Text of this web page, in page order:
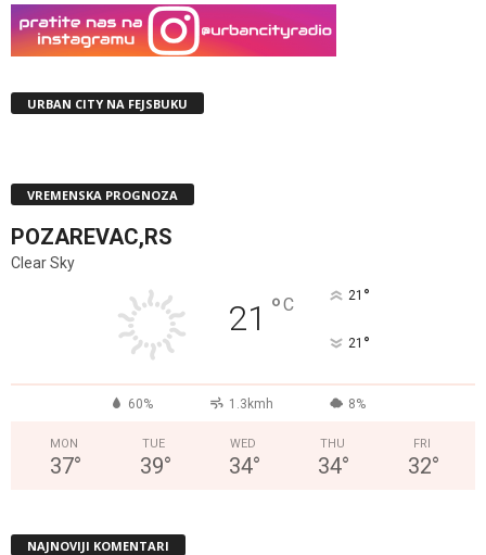
URBAN CITY NA FEJSBUKU
VREMENSKA PROGNOZA
POZAREVAC,RS
Clear Sky
21 °C 21 °
21 °
60% 1.3kmh 8%
MON
37°
TUE
39°
WED
34°
THU
34°
FRI
32°
NAJNOVIJI KOMENTARI